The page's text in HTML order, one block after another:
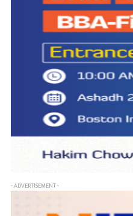
- ADVERTISEMENT -